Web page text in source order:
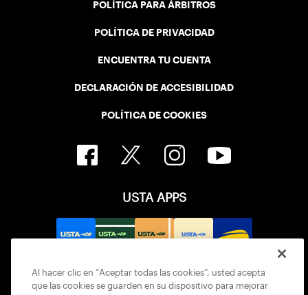
POLÍTICA PARA ÁRBITROS
POLÍTICA DE PRIVACIDAD
ENCUENTRA TU CUENTA
DECLARACIÓN DE ACCESIBILIDAD
POLÍTICA DE COOKIES
USTA APPS
Al hacer clic en “Aceptar todas las cookies”, usted acepta
que las cookies se guarden en su dispositivo para mejorar